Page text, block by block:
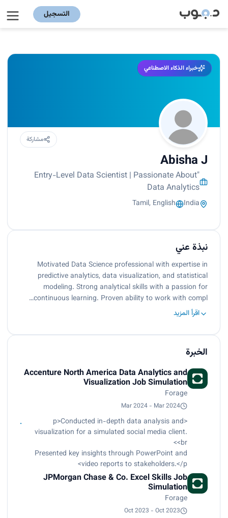
التسجيل
خبراء الذكاء الاصطناعي
مشاركة
Abisha J
"Entry-Level Data Scientist | Passionate About
Data Analytics
India
Tamil, English
نبذة عني
Motivated Data Science professional with expertise in
predictive analytics, data visualization, and statistical
modeling. Strong analytical skills with a passion for
continuous learning. Proven ability to work with compl…
اقرأ المزيد
الخبرة
Accenture North America Data Analytics and
Visualization Job Simulation
Forage
Mar 2024 - Mar 2024
<p>Conducted in-depth data analysis and
visualization for a simulated social media client.
<br>
Presented key insights through PowerPoint and
video reports to stakeholders.</p>
JPMorgan Chase & Co. Excel Skills Job
Simulation
Forage
Oct 2023 - Oct 2023